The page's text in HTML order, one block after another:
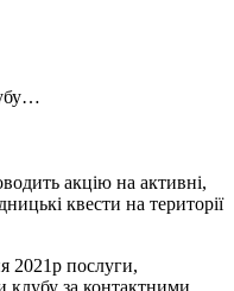
акцію на активні,
квести на території
2021р послуги,
клубу за контактними